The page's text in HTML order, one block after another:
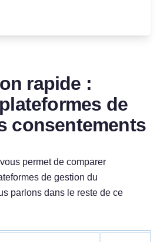
rapide :
de
consentements
permet de comparer
de gestion du
parlons dans le reste de ce